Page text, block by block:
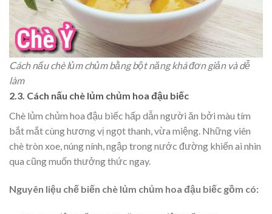
Cách nấu chè lủm chủm bằng bột năng khá đơn giản và dễ
làm
2.3. Cách nấu chè lủm chủm hoa đậu biếc
Chè lủm chủm hoa đậu biếc hấp dẫn người ăn bởi màu tím
bắt mắt cùng hương vị ngọt thanh, vừa miệng. Những viên
chè tròn xoe, núng nính, ngập trong nước đường khiến ai nhìn
qua cũng muốn thưởng thức ngay.
Nguyên liệu chế biến chè lủm chủm hoa đậu biếc gồm có: